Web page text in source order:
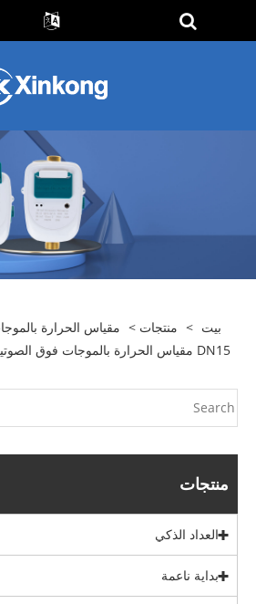
بيت > منتجات > مقياس الحرارة
DN15 مقياس الحرارة بالموجات فوق الصوتية مع لورا أو لوراوام
منتجات
العداد الذكي
بداية ناعمة